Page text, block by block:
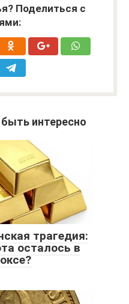
Поделиться с
интересно
трагедия:
осталось в